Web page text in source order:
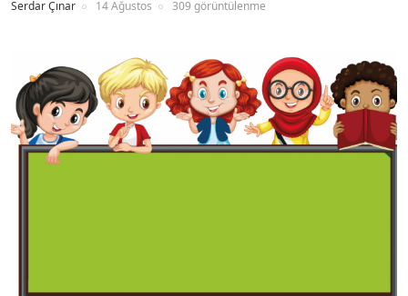
Serdar Çınar 14 Ağustos 309 görüntülenme